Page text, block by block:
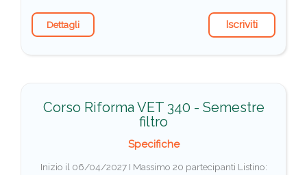
Dettagli Iscriviti
Corso Riforma VET 340 - Semestre
filtro
Specifiche
Inizio il 06/04/2027 I Massimo 20 partecipanti Listino: